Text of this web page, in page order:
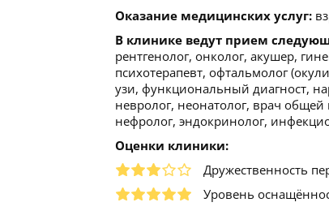
Оказание медицинских услуг:
В клинике ведут прием
рентгенолог, онколог, акушер,
психотерапевт, офтальмолог
узи, функциональный диагност,
невролог, неонатолог, врач
нефролог, эндокринолог,
Оценки клиники:
Дружественность
Уровень